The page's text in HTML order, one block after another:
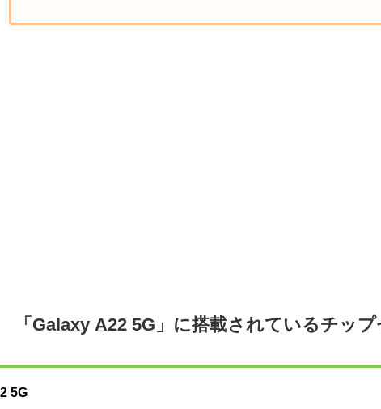
「Galaxy A22 5G」に搭載されているチップ
5G